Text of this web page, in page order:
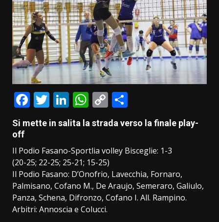
Facebook
Twitter
LinkedIn
WhatsApp
Copy
Link
Si mette in salita la strada verso la finale play-
off
Il Podio Fasano-Sportlia volley Bisceglie: 1-3
(20-25; 22-25; 25-21; 15-25)
Il Podio Fasano: D’Onofrio, Lavecchia, Fornaro,
Palmisano, Cofano M., De Araujo, Semeraro, Galiulo,
Panza, Schena, Difronzo, Cofano I. All. Rampino.
Arbitri: Annoscia e Colucci.